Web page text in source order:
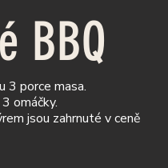
BBQ
3 porce masa.
omáčky.
jsou zahrnuté v ceně